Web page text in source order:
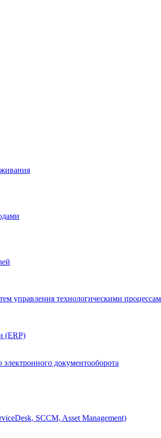
управления технологическими
(ERP)
документооборота
SCCM, Asset Management)